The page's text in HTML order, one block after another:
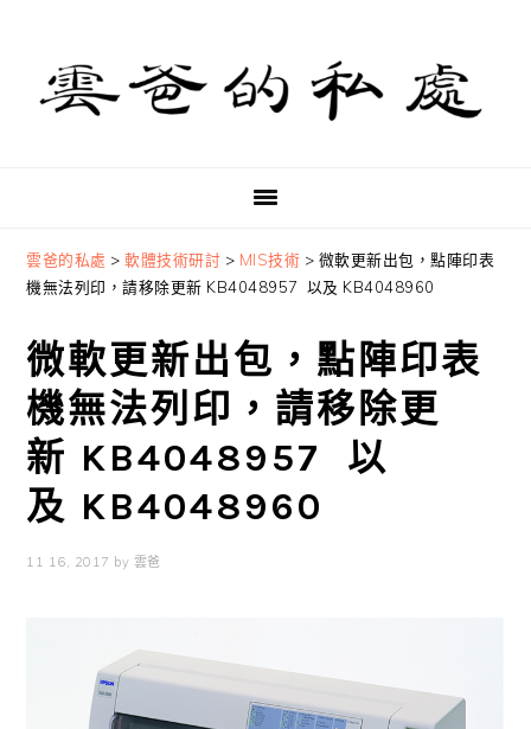
primary
navigation
content
primary
sidebar
雲爸的私處 >軟體技術研討 > MIS技術 > 微軟更新出包，點陣印表
機無法列印，請移除更新 KB4048957 以及 KB4048960
微軟更新出包，點陣印表
機無法列印，請移除更
新 KB4048957 以
及 KB4048960
11 16, 2017 by 雲爸